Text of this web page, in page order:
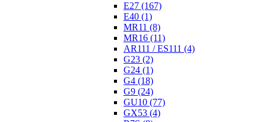
E27 (167)
E40 (1)
MR11 (8)
MR16 (11)
AR111 / ES111 (4)
G23 (2)
G24 (1)
G4 (18)
G9 (24)
GU10 (77)
GX53 (4)